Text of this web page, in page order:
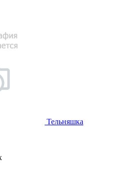
Тельняшка